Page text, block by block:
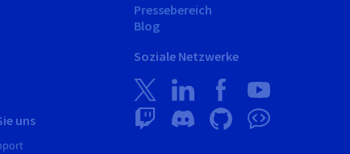
uns
Pressebereich
Blog
Soziale Netzwerke